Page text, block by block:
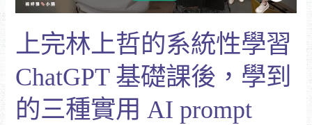
上完林上哲的系統性學習
ChatGPT 基礎課後，學到
的三種實用 AI prompt
性
ChatGPT
基
課